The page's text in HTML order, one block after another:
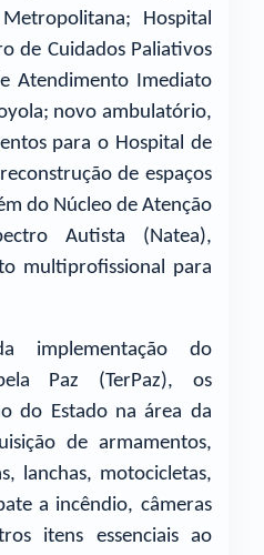
Hospital
de Cuidados Paliativos
Atendimento Imediato
novo ambulatório,
para o Hospital de
de espaços
do Núcleo de Atenção
Autista (Natea),
multiprofissional para
do
Paz (TerPaz), os
do Estado na área da
de armamentos,
lanchas, motocicletas,
a incêndio, câmeras
itens essenciais ao